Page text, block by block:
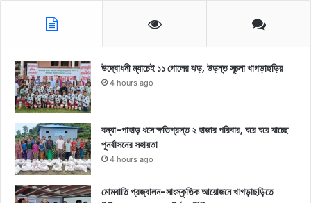
উদ্বোধনী ম্যাচেই ১১ গোলের ঝড়, উড়ন্ত সূচনা খাগড়াছড়ির
4 hours ago
বন্যা-পাহাড় ধসে ক্ষতিগ্রস্ত ২ হাজার পরিবার, ঘরে ঘরে যাচ্ছে
পুনর্বাসনের সহায়তা
4 hours ago
মোমবাতি প্রজ্বালন-সাংস্কৃতিক আয়োজনে খাগড়াছড়িতে